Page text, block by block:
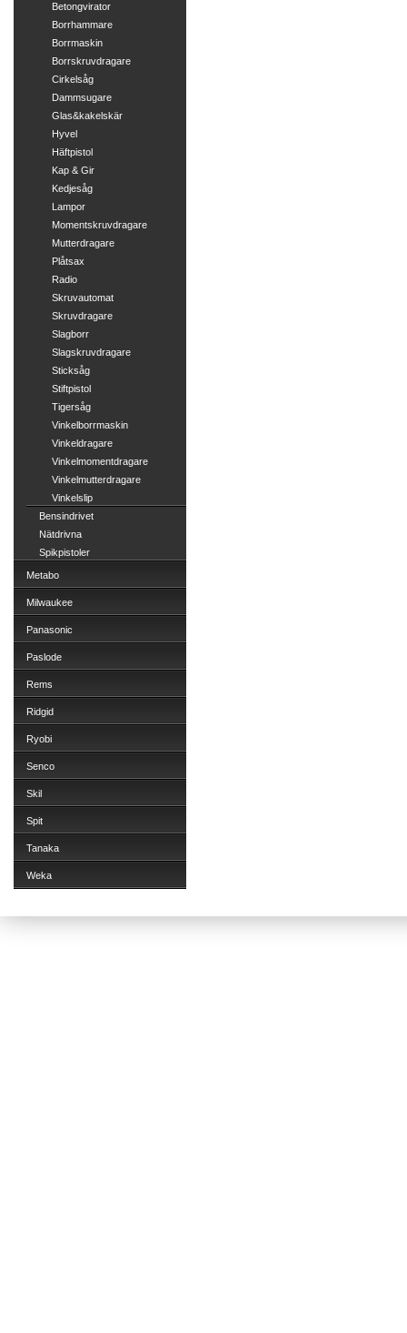
Betongvirator
Borrhammare
Borrmaskin
Borrskruvdragare
Cirkelsåg
Dammsugare
Glas&kakelskär
Hyvel
Häftpistol
Kap & Gir
Kedjesåg
Lampor
Momentskruvdragare
Mutterdragare
Plåtsax
Radio
Skruvautomat
Skruvdragare
Slagborr
Slagskruvdragare
Sticksåg
Stiftpistol
Tigersåg
Vinkelborrmaskin
Vinkeldragare
Vinkelmomentdragare
Vinkelmutterdragare
Vinkelslip
Bensindrivet
Nätdrivna
Spikpistoler
Metabo
Milwaukee
Panasonic
Paslode
Rems
Ridgid
Ryobi
Senco
Skil
Spit
Tanaka
Weka